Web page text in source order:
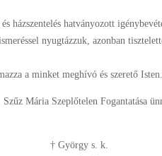
házszentelés hatványozott
nyugtázzuk, azonban
a minket meghívó és szerető Isten.
Mária Szeplőtelen Fogantatása
† György s. k.